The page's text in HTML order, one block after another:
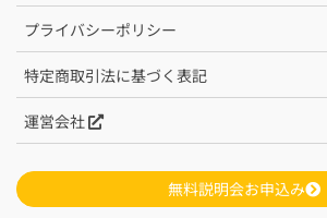
プライバシーポリシー
特定商取引法に基づく表記
運営会社
無料説明会お申込み